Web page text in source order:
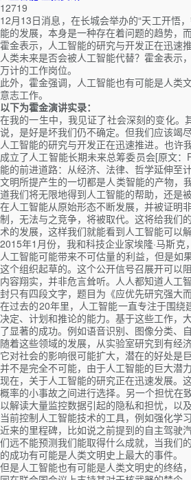
12719
12月13日消息，在长城会举办的“天工开悟
能的发展，本身是一种存在着问题的趋势，
霍金表示，人工智能的研究与开发正在迅速
人类未来是否会被人工智能代替？霍金表示
万计的工作岗位。
此外，霍金强调，人工智能也有可能是人类
意志工作。
以下为霍金演讲实录：
在我的一生中，我见证了社会深刻的变化
说，是好是坏我们仍不确定。但我们应该竭
人工智能的研究与开发正在迅速推进。也许
成立了人工智能长期未来总筹委员会[原文
能的前进道路：从经济、法律、哲学延伸至
文明所提产生的一切都是人类智能的产物，
道我们将无限地得到人工智能的帮助，还是
在人工智能从原始形态不断发展，并被证明
制，无法与之竞争，将被取代。这将给我们
术的发展，这样我们就能看到人工智能可以
2015年1月份，我和科技企业家埃隆·马斯
人工智能可能带来不可估量的利益，但是如
这个组织起草的。这个公开信号召展开可以
内容翔实，并非危言耸听。人人都知道人工
封只有四段文字，题目为《应优先研究强大
在过去的20年里，人工智能一直专注于围
决定、计划和推论的能力。基于这些工作，
了显著的成功。例如语音识别、图像分类、
随着这些领域的发展，从实验室研究到有经
它对社会的影响很可能扩大，潜在的好处是
并不是完全不可能，由于人工智能的巨大潜
现在，关于人工智能的研究正在迅速发展。
概率的小事故之间进行选择。另一个担忧在
以解读大量监控数据引起的隐私和担忧，以
当前控制人工智能技术的工具，例如强化学
近来的里程碑，比如说之前提到的自主驾驶
们远不能预测我们能取得什么成就，当我们
的成功有可能是人类文明史上最大的事件。
但是人工智能也有可能是人类文明史的终结